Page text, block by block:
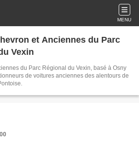
MENU
et Anciennes du Parc
Vexin
du Parc Régional du Vexin, basé à Osny
de voitures anciennes des alentours de